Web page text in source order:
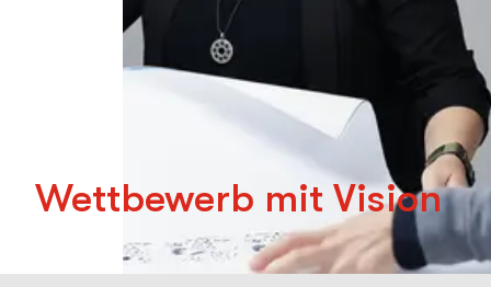
Wettbewerb mit Vision